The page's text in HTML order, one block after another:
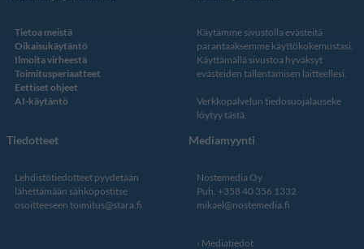
Tietoa meistä
Oikaisukäytäntö
Ilmoita virheestä
Toimitusperiaatteet
Eettiset ohjeet
AI-käytäntö
Käytämme sivustolla evästeitä
parantaaksemme käyttökokemustasi.
Käyttämällä sivustoa hyväksyt
evästeiden tallentamisen laitteellesi.
Verkkopalvelun tiedosuojalauseke
löytyy tästä
Tiedotteet
Lehdistötiedotteet pyydetään
lähettämään sähköpostitse
osoitteeseen toimitus@stara.fi
Mediamyynti
Nostemedia Oy
Puh. +358 40 356 1332
mikael@nostemedia.fi
Mediatiedot